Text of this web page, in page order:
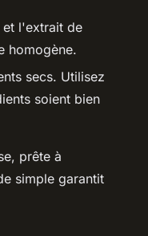
l'extrait de
homogène.
secs. Utilisez
soient bien
prête à
simple garantit